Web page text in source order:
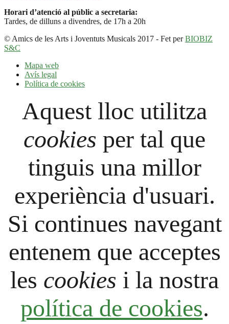
Horari d’atenció al públic a secretaria:
Tardes, de dilluns a divendres, de 17h a 20h
© Amics de les Arts i Joventuts Musicals 2017 - Fet perBIOBIZ
S&C
Mapa web
Avís legal
Política de cookies
Aquest lloc utilitza
cookies per tal que
tinguis una millor
experiència d'usuari.
Si continues navegant
entenem que acceptes
les cookies i la nostra
política de cookies.